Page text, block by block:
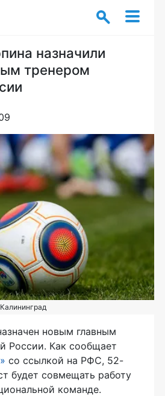
назначили
тренером
новым главным
России. Как сообщает
со ссылкой на РФС, 52-
будет совмещать работу
команде.